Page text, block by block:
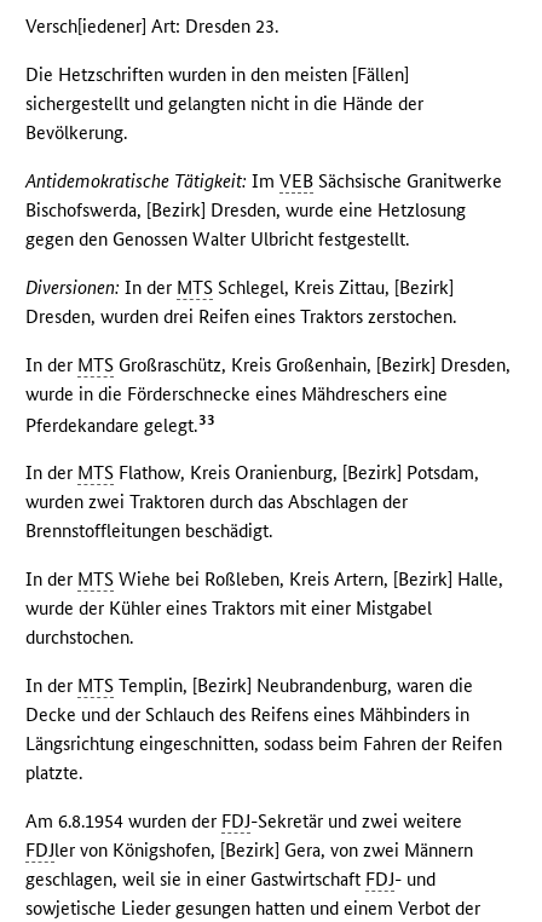
Versch[iedener] Art: Dresden 23.
Die Hetzschriften wurden in den meisten [Fällen]
sichergestellt und gelangten nicht in die Hände der
Bevölkerung.
Antidemokratische Tätigkeit: ImVEB Sächsische Granitwerke
Bischofswerda, [Bezirk] Dresden, wurde eine Hetzlosung
gegen den Genossen Walter Ulbricht festgestellt.
Diversionen: In der MTS Schlegel, Kreis Zittau, [Bezirk]
Dresden, wurden drei Reifen eines Traktors zerstochen.
In der MTS Großraschütz, Kreis Großenhain, [Bezirk] Dresden,
wurde in die Förderschnecke eines Mähdreschers eine
Pferdekandare gelegt.33
In der MTS Flathow, Kreis Oranienburg, [Bezirk] Potsdam,
wurden zwei Traktoren durch das Abschlagen der
Brennstoffleitungen beschädigt.
In der MTS Wiehe bei Roßleben, Kreis Artern, [Bezirk] Halle,
wurde der Kühler eines Traktors mit einer Mistgabel
durchstochen.
In der MTS Templin, [Bezirk] Neubrandenburg, waren die
Decke und der Schlauch des Reifens eines Mähbinders in
Längsrichtung eingeschnitten, sodass beim Fahren der Reifen
platzte.
Am 6.8.1954 wurden der FDJ-Sekretär und zwei weitere
FDJler von Königshofen, [Bezirk] Gera, von zwei Männern
geschlagen, weil sie in einer Gastwirtschaft FDJ- und
sowjetische Lieder gesungen hatten und einem Verbot der